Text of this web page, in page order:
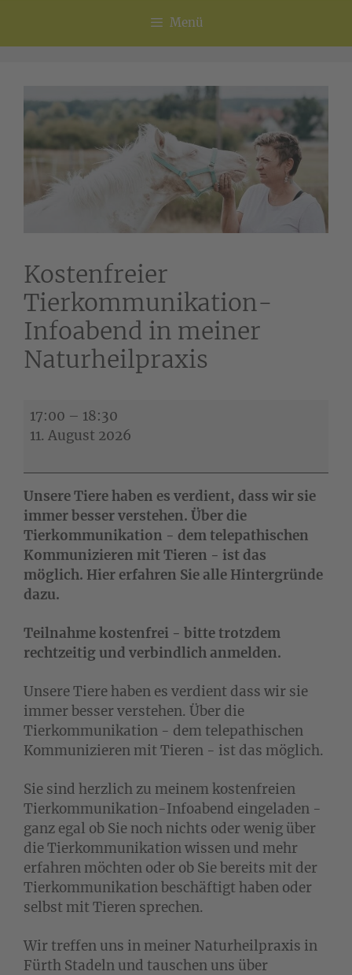
Menü
Kostenfreier
Tierkommunikation-
Infoabend in meiner
Naturheilpraxis
Kostenfreier
Tierkommunikation-
Infoabend
in
meiner
Naturheilpraxis
17:00 – 18:30
11. August 2026
Unsere Tiere haben es verdient, dass wir sie
immer besser verstehen. Über die
Tierkommunikation - dem telepathischen
Kommunizieren mit Tieren - ist das
möglich. Hier erfahren Sie alle Hintergründe
dazu.
Teilnahme kostenfrei - bitte trotzdem
rechtzeitig und verbindlich anmelden.
Unsere Tiere haben es verdient dass wir sie
immer besser verstehen. Über die
Tierkommunikation - dem telepathischen
Kommunizieren mit Tieren - ist das möglich.
Sie sind herzlich zu meinem kostenfreien
Tierkommunikation-Infoabend eingeladen -
ganz egal ob Sie noch nichts oder wenig über
die Tierkommunikation wissen und mehr
erfahren möchten oder ob Sie bereits mit der
Tierkommunikation beschäftigt haben oder
selbst mit Tieren sprechen.
Wir treffen uns in meiner Naturheilpraxis in
Fürth Stadeln und tauschen uns über